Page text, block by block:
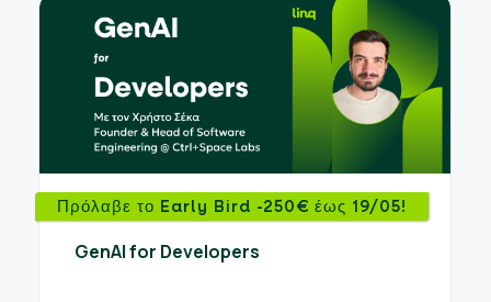
Πρόλαβε το Early Bird -250€ έως 19/05!
GenAI for Developers